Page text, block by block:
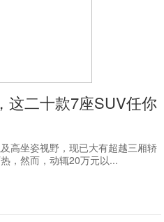
这二十款7座SUV任你
高坐姿视野，现已大有超越三厢轿
，然而，动辄20万元以...